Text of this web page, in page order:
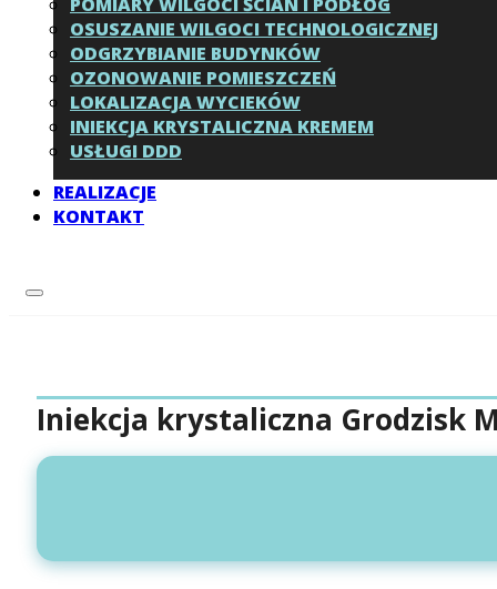
OSUSZANIE WILGOCI TECHNOLOGICZNEJ
ODGRZYBIANIE BUDYNKÓW
OZONOWANIE POMIESZCZEŃ
LOKALIZACJA WYCIEKÓW
INIEKCJA KRYSTALICZNA KREMEM
USŁUGI DDD
REALIZACJE
KONTAKT
Iniekcja krystaliczna Grodzisk